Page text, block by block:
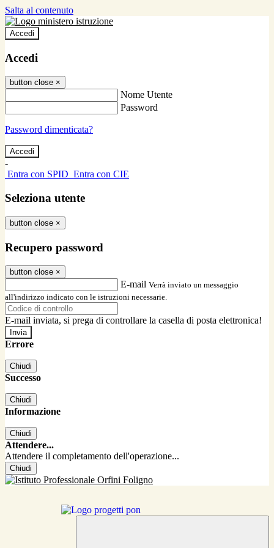
Salta al contenuto
Accedi
Accedi
button close ×
Nome Utente
Password
Password dimenticata?
-
Entra con SPID Entra con CIE
Seleziona utente
button close ×
Recupero password
button close ×
E-mail Verrà inviato un messaggio
all'indirizzo indicato con le istruzioni necessarie.
E-mail inviata, si prega di controllare la casella di posta elettronica!
Errore
Chiudi
Successo
Chiudi
Informazione
Chiudi
Attendere...
Attendere il completamento dell'operazione...
Chiudi